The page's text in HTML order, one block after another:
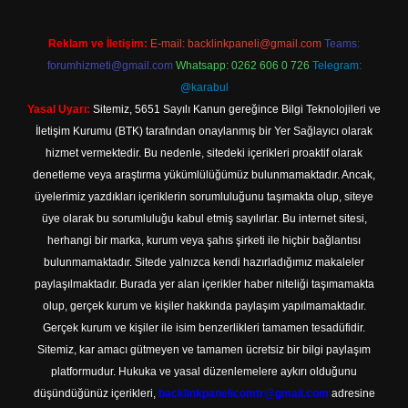
Reklam ve İletişim: E-mail: backlinkpaneli@gmail.com Teams:
forumhizmeti@gmail.com Whatsapp: 0262 606 0 726 Telegram:
@karabul
Yasal Uyarı: Sitemiz, 5651 Sayılı Kanun gereğince Bilgi Teknolojileri ve
İletişim Kurumu (BTK) tarafından onaylanmış bir Yer Sağlayıcı olarak
hizmet vermektedir. Bu nedenle, sitedeki içerikleri proaktif olarak
denetleme veya araştırma yükümlülüğümüz bulunmamaktadır. Ancak,
üyelerimiz yazdıkları içeriklerin sorumluluğunu taşımakta olup, siteye
üye olarak bu sorumluluğu kabul etmiş sayılırlar. Bu internet sitesi,
herhangi bir marka, kurum veya şahıs şirketi ile hiçbir bağlantısı
bulunmamaktadır. Sitede yalnızca kendi hazırladığımız makaleler
paylaşılmaktadır. Burada yer alan içerikler haber niteliği taşımamakta
olup, gerçek kurum ve kişiler hakkında paylaşım yapılmamaktadır.
Gerçek kurum ve kişiler ile isim benzerlikleri tamamen tesadüfidir.
Sitemiz, kar amacı gütmeyen ve tamamen ücretsiz bir bilgi paylaşım
platformudur. Hukuka ve yasal düzenlemelere aykırı olduğunu
düşündüğünüz içerikleri, backlinkpanelicomtr@gmail.com adresine